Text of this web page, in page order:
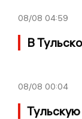
08/08 04:59
В
08/08 00:04